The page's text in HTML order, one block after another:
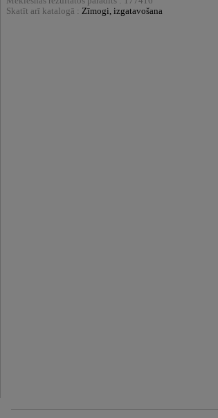
Skatīt arī katalogā : Zīmogi, izgatavošana